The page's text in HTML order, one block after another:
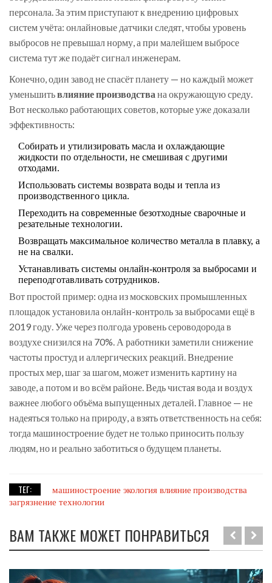
персонала. За этим приступают к внедрению цифровых
систем учёта: онлайновые датчики следят, чтобы уровень
выбросов не превышал норму, а при малейшем выбросе
система тут же подаёт сигнал инженерам.
Конечно, один завод не спасёт планету — но каждый может
уменьшитьвлияние производства на окружающую среду.
Вот несколько работающих советов, которые уже доказали
эффективность:
Собирать и утилизировать масла и охлаждающие
жидкости по отдельности, не смешивая с другими
отходами.
Использовать системы возврата воды и тепла из
производственного цикла.
Переходить на современные безотходные сварочные и
резательные технологии.
Возвращать максимальное количество металла в плавку, а
не на свалки.
Устанавливать системы онлайн-контроля за выбросами и
переподготавливать сотрудников.
Вот простой пример: одна из московских промышленных
площадок установила онлайн-контроль за выбросами ещё в
2019 году. Уже через полгода уровень сероводорода в
воздухе снизился на 70%. А работники заметили снижение
частоты простуд и аллергических реакций. Внедрение
простых мер, шаг за шагом, может изменить картину на
заводе, а потом и во всём районе. Ведь чистая вода и воздух
важнее любого объёма выпущенных деталей. Главное — не
надеяться только на природу, а взять ответственность на себя:
тогда машиностроение будет не только приносить пользу
людям, но и реально заботиться о будущем планеты.
ТЕГ: машиностроение экология влияние производства
загрязнение технологии
ВАМ ТАКЖЕ МОЖЕТ ПОНРАВИТЬСЯ